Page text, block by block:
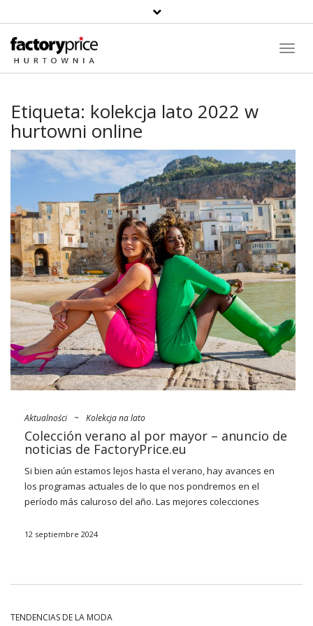
Etiqueta: kolekcja lato 2022 w
hurtowni online
Aktualności ~ Kolekcja na lato
Colección verano al por mayor – anuncio de
noticias de FactoryPrice.eu
Si bien aún estamos lejos hasta el verano, hay avances en
los programas actuales de lo que nos pondremos en el
período más caluroso del año. Las mejores colecciones
semitransparentes en un estilo antiguo, brallets que se usan
12 septiembre 2024
TENDENCIAS DE LA MODA